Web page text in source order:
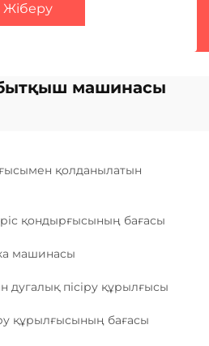
Жіберу
машинасы
қолданылатын
қондырғысының бағасы
машинасы
дугалық пісіру құрылғысы
құрылғысының бағасы